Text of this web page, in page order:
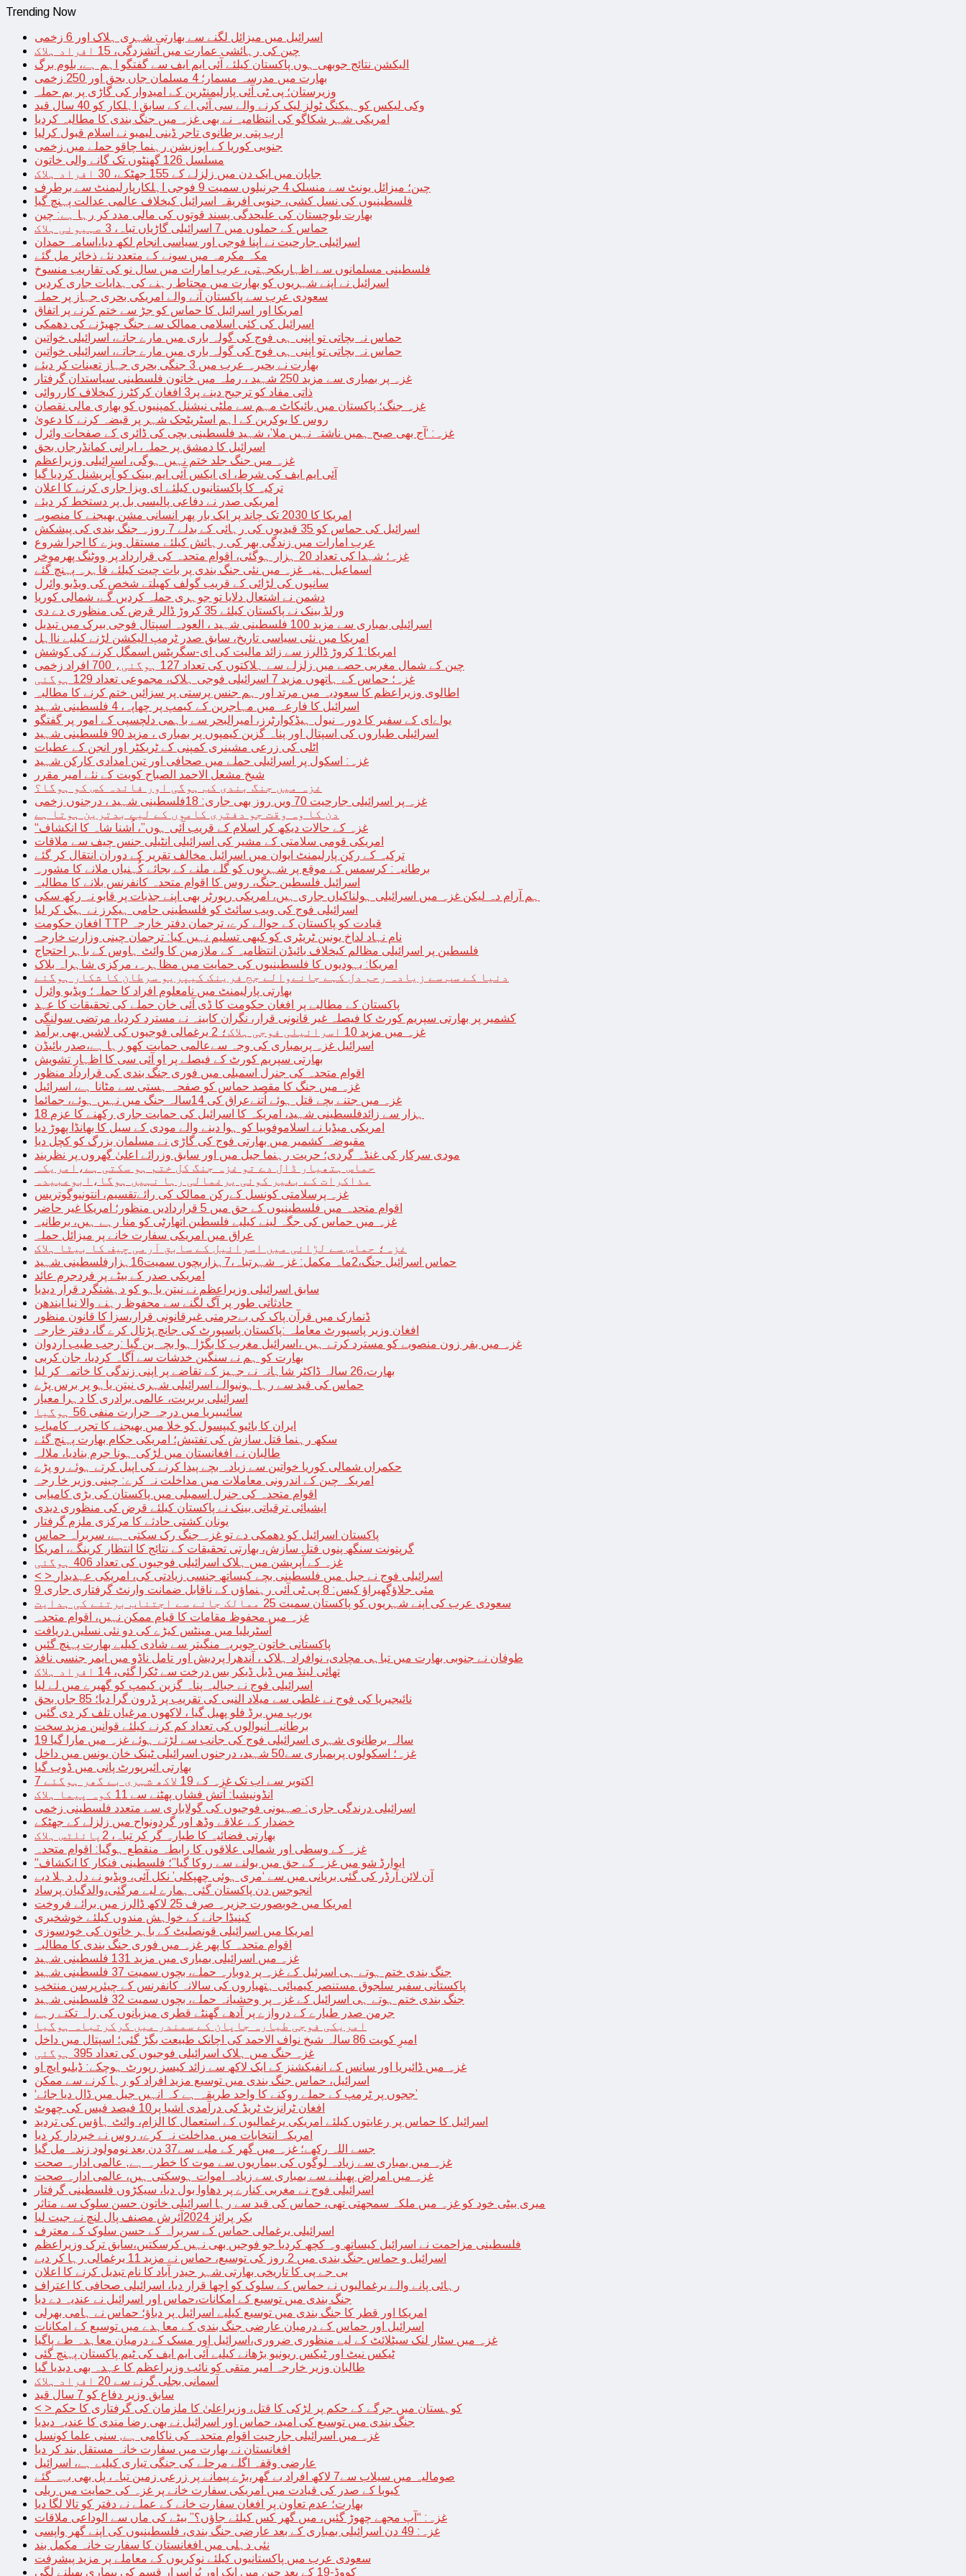
Trending Now
اسرائیل میں میزائل لگنے سے بھارتی شہری ہلاک اور 6 زخمی
چین کی رہائشی عمارت میں آتشزدگی، 15 افراد ہلاک
الیکشن نتائج جوبھی ہوں پاکستان کیلئے آئی ایم ایف سے گفتگو اہم ہے، بلوم برگ
بھارت میں مدرسہ مسمار؛ 4 مسلمان جاں بحق اور 250 زخمی
وزیرستان؛ پی ٹی آئی پارلیمنٹرین کے امیدوار کی گاڑی پر بم حملہ
وکی لیکس کو ہیکنگ ٹولز لیک کرنے والے سی آئی اے کے سابق اہلکار کو 40 سال قید
امریکی شہر شکاگو کی انتظامیہ نے بھی غزہ میں جنگ بندی کا مطالبہ کردیا
ارب پتی برطانوی تاجر ڈینی لیمبو نے اسلام قبول کرلیا
جنوبی کوریا کے اپوزیشن رہنما چاقو حملے میں زخمی
مسلسل 126 گھنٹوں تک گانے والی خاتون
جاپان میں ایک دن میں زلزلے کے 155 جھٹکے، 30 افراد ہلاک
چین؛ میزائل یونٹ سے منسلک 4 جرنیلوں سمیت 9 فوجی اہلکارپارلیمنٹ سے برطرف
فلسطینیوں کی نسل کشی، جنوبی افریقہ اسرائیل کیخلاف عالمی عدالت پہنچ گیا
بھارت بلوچستان کی علیحدگی پسند قوتوں کی مالی مدد کر رہا ہے: چین
حماس کے حملوں میں 7 اسرائیلی گاڑیاں تباہ، 3 صہیونی ہلاک
اسرائیلی جارحیت نے اپنا فوجی اور سیاسی انجام لکھ دیا،اسامہ حمدان
مکہ مکرمہ میں سونے کے متعدد نئے ذخائر مل گئے
فلسطینی مسلمانوں سے اظہاریکجہتی، عرب امارات میں سال نو کی تقاریب منسوخ
اسرائیل نے اپنے شہریوں کو بھارت میں محتاط رہنے کی ہدایات جاری کردیں
سعودی عرب سے پاکستان آنے والے امریکی بحری جہاز پر حملہ
امریکا اور اسرائیل کا حماس کو جڑ سے ختم کرنے پر اتفاق
اسرائیل کی کئی اسلامی ممالک سے جنگ چھیڑنے کی دھمکی
حماس نہ بچاتی تو اپنی ہی فوج کی گولہ باری میں مارے جاتے، اسرائیلی خواتین
حماس نہ بچاتی تو اپنی ہی فوج کی گولہ باری میں مارے جاتے، اسرائیلی خواتین
بھارت نے بحیرہ عرب میں 3 جنگی بحری جہاز تعینات کر دیئے
غزہ پر بمباری سے مزید 250 شہید ، رملہ میں خاتون فلسطینی سیاستدان گرفتار
ذاتی مفاد کو ترجیح دینے پر3 افغان کرکٹرز کیخلاف کارروائی
غزہ جنگ؛ پاکستان میں بائیکاٹ مہم سے ملٹی نیشنل کمپنیوں کو بھاری مالی نقصان
روس کا یوکرین کے اہم اسٹریٹجک شہر پر قبضہ کرنے کا دعویٰ
غزہ: ‘آج بھی صبح ہمیں ناشتہ نہیں ملا’، شہید فلسطینی بچی کی ڈائری کے صفحات وائرل
اسرائیل کا دمشق پر حملہ، ایرانی کمانڈرجاں بحق
غزہ میں جنگ جلد ختم نہیں ہوگی، اسرائیلی وزیراعظم
آئی ایم ایف کی شرط، ای ایکس آئی ایم بینک کو آپریشنل کردیا گیا
ترکیہ کا پاکستانیوں کیلئے ای ویزا جاری کرنے کا اعلان
امریکی صدر نے دفاعی پالیسی بل پر دستخط کر دیئے
امریکا کا 2030 تک چاند پر ایک بار پھر انسانی مشن بھیجنے کا منصوبہ
اسرائیل کی حماس کو 35 قیدیوں کی رہائی کے بدلے 7 روزہ جنگ بندی کی پیشکش
عرب امارات میں زندگی بھر کی رہائش کیلئے مستقل ویزے کا اجرا شروع
غزہ؛ شہدا کی تعداد 20 ہزار ہوگئی، اقوام متحدہ کی قرارداد پر ووٹنگ پھرموخر
اسماعیل ہنیہ غزہ میں نئی جنگ بندی پر بات چیت کیلئے قاہرہ پہنچ گئے
سانپوں کی لڑائی کے قریب گولف کھیلتے شخص کی ویڈیو وائرل
دشمن نے اشتعال دلایا تو جوہری حملہ کردیں گے، شمالی کوریا
ورلڈ بینک نے پاکستان کیلئے 35 کروڑ ڈالر قرض کی منظوری دے دی
اسرائیلی بمباری سے مزید 100 فلسطینی شہید ، العودہ اسپتال فوجی بیرک میں تبدیل
امریکا میں نئی سیاسی تاریخ، سابق صدر ٹرمپ الیکشن لڑنے کیلیے نااہل
امریکا:1 کروڑ ڈالرز سے زائد مالیت کی ای-سگریٹس اسمگل کرنے کی کوشش
چین کے شمال مغربی حصے میں زلزلے سے ہلاکتوں کی تعداد 127 ہوگئی، 700 افراد زخمی
غزہ؛ حماس کے ہاتھوں مزید 7 اسرائیلی فوجی ہلاک، مجموعی تعداد 129 ہوگئی
اطالوی وزیراعظم کا سعودیہ میں مرتد اور ہم جنس پرستی پر سزائیں ختم کرنے کا مطالبہ
اسرائیل کا فارعہ میں مہاجرین کے کیمپ پر چھاپہ، 4 فلسطینی شہید
یواےای کے سفیر کا دورہ نیول ہیڈکوارٹرز، امیرالبحر سے باہمی دلچسپی کے امور پر گفتگو
اسرائیلی طیاروں کی اسپتال اور پناہ گزین کیمپوں پر بمباری ، مزید 90 فلسطینی شہید
اٹلی کی زرعی مشینری کمپنی کے ٹریکٹر اور انجن کے عطیات
غزہ: اسکول پر اسرائیلی حملے میں صحافی اور تین امدادی کارکن شہید
شیخ مشعل الاحمد الصباح کویت کے نئے امیر مقرر
غزہ میں جنگ بندی کب ہوگی اور فائدہ کس کو ہوگا؟
غزہ پر اسرائیلی جارحیت 70 ویں روز بھی جاری: 18فلسطینی شہید ، درجنوں زخمی
دن کا وہ وقت جو دفتری کاموں کے لیے بدترین ہوتا ہے
“غزہ کے حالات دیکھ کر اسلام کے قریب آئی ہوں”، اُشنا شاہ کا انکشاف
امریکی قومی سلامتی کے مشیر کی اسرائیلی انٹیلی جنس چیف سے ملاقات
ترکیہ کے رکن پارلیمنٹ ایوان میں اسرائیل مخالف تقریر کے دوران انتقال کر گئے
برطانیہ: کرسمس کے موقع پر شہریوں کو گلے ملنے کے بجائے کُہنیاں ملانے کا مشورہ
اسرائیل فلسطین جنگ، روس کا اقوام متحدہ کانفرنس بلانے کا مطالبہ
ہم آرام دہ لیکن غزہ میں اسرائیلی ہولناکیاں جاری ہیں، امریکی رپورٹر بھی اپنے جذبات پر قابو نہ رکھ سکی
اسرائیلی فوج کی ویب سائٹ کو فلسطینی حامی ہیکرز نے ہیک کر لیا
افغان حکومت TTP قیادت کو پاکستان کے حوالے کرے، ترجمان دفتر خارجہ
نام نہاد لداخ یونین ٹریٹری کو کبھی تسلیم نہیں کیا: ترجمان چینی وزارت خارجہ
فلسطین پر اسرائیلی مظالم کیخلاف بائیڈن انتظامیہ کے ملازمین کا وائٹ ہاوس کے باہر احتجاج
امریکا: یہودیوں کا فلسطینیوں کی حمایت میں مظاہرہ، مرکزی شاہراہ بلاک
دنیا کے سب سے زیادہ رحم دل کہے جانےوالے جج فرینک کیپریو سرطان کا شکار ہوگئے
بھارتی پارلیمنٹ میں نامعلوم افراد کا حملہ؛ ویڈیو وائرل
پاکستان کے مطالبے پر افغان حکومت کا ڈی آئی خان حملے کی تحقیقات کا عہد
کشمیر پر بھارتی سپریم کورٹ کا فیصلہ غیر قانونی قرار، نگران کابینہ نے مسترد کردیا، مرتضی سولنگی
غزہ میں مزید 10 اسرائیلی فوجی ہلاک؛ 2 یرغمالی فوجیوں کی لاشیں بھی برآمد
اسرائیل غزہ پربمباری کی وجہ سےعالمی حمایت کھو رہا ہے،صدر بائیڈن
بھارتی سپریم کورٹ کے فیصلے پر او آئی سی کا اظہارِ تشویش
اقوام متحدہ کی جنرل اسمبلی میں فوری جنگ بندی کی قرارداد منظور
غزہ میں جنگ کا مقصد حماس کو صفحہ ہستی سے مٹانا ہے، اسرائیل
غزہ میں جتنے بچے قتل ہوئے اُتنےعراق کی 14سالہ جنگ میں نہیں ہوئے، جمائما
18 ہزار سے زائدفلسطینی شہید، امریکہ کا اسرائیل کی حمایت جاری رکھنے کا عزم
امریکی میڈیا نے اسلاموفوبیا کو ہوا دینے والے مودی کے سیل کا بھانڈا پھوڑ دیا
مقبوضہ کشمیر میں بھارتی فوج کی گاڑی نے مسلمان بزرگ کو کچل دیا
مودی سرکار کی غنڈہ گردی؛ حریت رہنما جیل میں اور سابق وزرائے اعلیٰ گھروں پر نظربند
حماس ہتھیار ڈال دے تو غزہ جنگ کل ختم ہو سکتی ہے،امریکہ
مذاکرات کے بغیر کوئی یرغمالی رہا نہیں ہوگا،ابوعبیدہ
غزہ پرسلامتی کونسل کےرکن ممالک کی رائےتقسیم، انتونیوگوتریس
اقوام متحدہ میں فلسطینیوں کے حق میں 5 قراردادیں منظور؛ امریکا غیر حاضر
غزہ میں حماس کی جگہ لینے کیلیے فلسطین اتھارٹی کو منا رہے ہیں، برطانیہ
عراق میں امریکی سفارت خانے پر میزائل حملہ
غزہ؛ حماس سے لڑائی میں اسرائیل کے سابق آرمی چیف کا بیٹا ہلاک
حماس اسرائیل جنگ،2ماہ مکمل: غزہ شہرتباہ،7ہزاربچوں سمیت16ہزارفلسطینی شہید
امریکی صدر کے بیٹے پر فردجرم عائد
سابق اسرائیلی وزیراعظم نے نیتن یاہو کو دہشتگرد قرار دیدیا
حادثاتی طور پر آگ لگنے سے محفوظ رہنے والا نیا ایندھن
ڈنمارک میں قرآن پاک کی بےحرمتی غیرقانونی قرار،سزا کا قانون منظور
افغان وزیر پاسپورٹ معاملہ :پاکستان پاسپورٹ کی جانچ پڑتال کرے گا، دفتر خارجہ
غزہ میں بفر زون منصوبے کو مسترد کرتے ہیں ،اسرائیل مغرب کا بگڑا ہوا بچہ بن گیا :رجب طیب اردوان
بھارت کو ہم نے سنگین خدشات سے آگاہ کردیا، جان کربی
بھارت،26 سالہ ڈاکٹر شاہانہ نے جہیز کے تقاضے پر اپنی زندگی کا خاتمہ کر لیا
حماس کی قید سے رہا ہونیوالے اسرائیلی شہری نیتن یاہو پر برس پڑے
اسرائیلی بربریت، عالمی برادری کا دہرا معیار
سائیبیریا میں درجہ حرارت منفی 56 ہوگیا
ایران کا بائیو کیپسول کو خلا میں بھیجنے کا تجربہ کامیاب
سکھ رہنما قتل سازش کی تفتیش؛ امریکی حکام بھارت پہنچ گئے
طالبان نے افغانستان میں لڑکی ہونا جرم بنادیا، ملالہ
حکمراں شمالی کوریا خواتین سے زیادہ بچے پیدا کرنے کی اپیل کرتے ہوئے رو پڑے
امریکہ چین کے اندرونی معاملات میں مداخلت نہ کرے: چینی وزیر خا رجہ
اقوام متحدہ کی جنرل اسمبلی میں پاکستان کی بڑی کامیابی
ایشیائی ترقیاتی بینک نے پاکستان کیلئے قرض کی منظوری دیدی
یونان کشتی حادثے کا مرکزی ملزم گرفتار
پاکستان اسرائیل کو دھمکی دے تو غزہ جنگ رک سکتی ہے، سربراہ حماس
گرپتونت سنگھ پنوں قتل سازش، بھارتی تحقیقات کے نتائج کا انتظار کرینگے، امریکا
غزہ کے آپریشن میں ہلاک اسرائیلی فوجیوں کی تعداد 406 ہوگئی
< > اسرائیلی فوج نے جیل میں فلسطینی بچے کیساتھ جنسی زیادتی کی، امریکی عہدیدار
9 مئی جلاؤگھیراؤ کیس: 8 پی ٹی آئی رہنماؤں کے ناقابل ضمانت وارنٹ گرفتاری جاری
سعودی عرب کی اپنے شہریوں کو پاکستان سمیت 25 ممالک جانے سے اجتناب برتنے کی ہدایت
غزہ میں محفوظ مقامات کا قیام ممکن نہیں، اقوام متحدہ
آسٹریلیا میں مینٹس کیڑے کی دو نئی نسلیں دریافت
پاکستانی خاتون جویریہ منگیتر سے شادی کیلیے بھارت پہنچ گئیں
طوفان نے جنوبی بھارت میں تباہی مچادی، نوافراد ہلاک ، آندھرا پردیش اور تامل ناڈو میں ایمر جنسی نافذ
تھائی لینڈ میں ڈبل ڈیکر بس درخت سے ٹکرا گئی، 14 افراد ہلاک
اسرائیلی فوج نے جبالیہ پناہ گزین کیمپ کو گھیرے میں لے لیا
نائیجیریا کی فوج نے غلطی سے میلاد النبی کی تقریب پر ڈرون گرا دیا؛ 85 جاں بحق
یورپ میں برڈ فلو پھیل گیا ، لاکھوں مرغیاں تلف کر دی گئیں
برطانیہ آنیوالوں کی تعداد کم کرنے کیلئے قوانین مزید سخت
19 سالہ برطانوی شہری اسرائیلی فوج کی جانب سے لڑتے ہوئے غزہ میں مارا گیا
غزہ؛ اسکولوں پربمباری سے50 شہید، درجنوں اسرائیلی ٹینک خان یونس میں داخل
بھارتی ائیرپورٹ پانی میں ڈوب گیا
7 اکتوبر سے اب تک غزہ کے 19 لاکھ شہری بے گھر ہوگئے
انڈونیشیا: آتش فشاں پھٹنے سے 11 کوہ پیما ہلاک
اسرائیلی درندگی جاری: صہیونی فوجیوں کی گولاباری سے متعدد فلسطینی زخمی
خضدار کے علاقے وڈھ اور گردونواح میں زلزلے کے جھٹکے
بھارتی فضائیہ کا طیارہ گر کر تباہ، 2پائلٹس ہلاک
غزہ کے وسطی اور شمالی علاقوں کا رابطہ منقطع ہوگیا: اقوام متحدہ
“ایوارڈ شو میں غزہ کے حق میں بولنے سے روکا گیا”؛ فلسطینی فنکار کا انکشاف
آن لائن آرڈر کی گئی بریانی میں سے ‘مری ہوئی چھپکلی’ نکل آئی، ویڈیو نے دل دہلا دیے
انجوجس دن پاکستان گئی ہمارے لیے مرگئی،والدگیان پرساد
امریکا میں خوبصورت جزیرہ صرف 25 لاکھ ڈالرز میں برائے فروخت
کینیڈا جانے کے خواہش مندوں کیلئے خوشخبری
امریکا میں اسرائیلی قونصلیٹ کے باہر خاتون کی خودسوزی
اقوام متحدہ کا پھر غزہ میں فوری جنگ بندی کا مطالبہ
غزہ میں اسرائیلی بمباری میں مزید 131 فلسطینی شہید
جنگ بندی ختم ہوتے ہی اسرئیل کے غزہ پر دوبارہ حملے، بچوں سمیت 37 فلسطینی شہید
پاکستانی سفیر سلجوق مستنصر کیمیائی ہتھیاروں کی سالانہ کانفرنس کے چیئرپرسن منتخب
جنگ بندی ختم ہوتے ہی اسرائیل کے غزہ پر وحشیانہ حملے، بچوں سمیت 32 فلسطینی شہید
جرمن صدر طیارے کے دروازے پر آدھے گھنٹے قطری میزبانوں کی راہ تکتے رہے
امریکی فوجی طیارہ جاپان کے سمندر میں گرکرتباہ ہوگیا
امیرِ کویت 86 سالہ شیخ نواف الاحمد کی اچانک طبیعت بگڑ گئی؛ اسپتال میں داخل
غزہ جنگ میں ہلاک اسرائیلی فوجیوں کی تعداد 395 ہوگئی
غزہ میں ڈائیریا اور سانس کے انفیکشنز کے ایک لاکھ سے زائد کیسز رپورٹ ہوچکے: ڈبلیو ایچ او
اسرائیل، حماس جنگ بندی میں توسیع مزید افراد کو رہا کرنے سے ممکن
‘ججوں پر ٹرمپ کے حملے روکنے کا واحد طریقہ ہے کہ انہیں جیل میں ڈال دیا جائے’
افغان ٹرانزٹ ٹریڈ کی درآمدی اشیا پر10 فیصد فیس کی چھوٹ
اسرائیل کا حماس پر رعایتوں کیلئے امریکی یرغمالیوں کے استعمال کا الزام، وائٹ ہاؤس کی تردید
امریکہ انتخابات میں مداخلت نہ کرے، روس نے خبردار کر دیا
جسے اللہ رکھے؛ غزہ میں گھر کے ملبے سے37 دن بعد نومولود زندہ مل گیا
غزہ میں بمباری سے زیادہ لوگوں کی بیماریوں سے موت کا خطرہ ہے, عالمی ادارہ صحت
غزہ میں امراض پھیلنے سے بمباری سے زیادہ اموات ہوسکتی ہیں، عالمی ادارہ صحت
اسرائیلی فوج نے مغربی کنارے پر دھاوا بول دیا، سیکڑوں فلسطینی گرفتار
میری بیٹی خود کو غزہ میں ملکہ سمجھتی تھی، حماس کی قید سے رہا اسرائیلی خاتون حسن سلوک سے متاثر
بکر پرائز 2024آئرش مصنف پال لنچ نے جیت لیا
اسرائیلی یرغمالی حماس کے سربراہ کے حسن سلوک کے معترف
فلسطینی مزاحمت نے اسرائیل کیساتھ وہ کچھ کردیا جو فوجیں بھی نہیں کرسکتیں،سابق ترک وزیراعظم
اسرائیل و حماس جنگ بندی میں 2 روز کی توسیع، حماس نے مزید 11 یرغمالی رہا کر دیے
بی جے پی کا تاریخی بھارتی شہر حیدر آباد کا نام تبدیل کرنے کا اعلان
رہائی پانے والے یرغمالیوں نے حماس کے سلوک کو اچھا قرار دیا، اسرائیلی صحافی کا اعتراف
جنگ بندی میں توسیع کے امکانات،حماس اور اسرائیل نے عندیہ دے دیا
امریکا اور قطر کا جنگ بندی میں توسیع کیلیے اسرائیل پر دباؤ؛ حماس نے ہامی بھرلی
اسرائیل اور حماس کے درمیان عارضی جنگ بندی کے معاہدے میں توسیع کے امکانات
غزہ میں سٹار لنک سیٹلائٹ کے لیے منظوری ضروری،اسرائیل اور مسک کے درمیان معاہدہ طے پاگیا
ٹیکس نیٹ اور ٹیکس ریونیو بڑھانے کیلیے آئی ایم ایف کی ٹیم پاکستان پہنچ گئی
طالبان وزیر خارجہ امیر متقی کو نائب وزیراعظم کا عہدہ بھی دیدیا گیا
آسمانی بجلی گرنے سے 20 افراد ہلاک
سابق وزیر دفاع کو 7 سال قید
< > کوہستان میں جرگے کے حکم پر لڑکی کا قتل، وزیراعلیٰ کا ملزمان کی گرفتاری کا حکم
جنگ بندی میں توسیع کی امید، حماس اور اسرائیل نے بھی رضا مندی کا عندیہ دیدیا
غزہ میں اسرائیلی جارحیت اقوام متحدہ کی ناکامی ہے, سنی علما کونسل
افغانستان نے بھارت میں سفارت خانہ مستقل بند کر دیا
عارضی وقفہ اگلے مرحلے کی جنگی تیاری کیلیے ہے، اسرائیل
صومالیہ میں سیلاب سے7 لاکھ افراد بے گھر،بڑے پیمانے پر زرعی زمین تباہ، پل بھی بہہ گئے
کیوبا کے صدر کی قیادت میں امریکی سفارت خانے پر غزہ کی حمایت میں ریلی
بھارت؛ عدم تعاون پر افغان سفارت خانے کے عملے نے دفتر کو تالا لگا دیا
غزہ: “آپ مجھے چھوڑ گئیں، میں گھر کس کیلئے جاؤں؟” بیٹے کی ماں سے الوداعی ملاقات
غزہ: 49 دن اسرائیلی بمباری کے بعد عارضی جنگ بندی، فلسطینیوں کی اپنے گھر واپسی
نئی دہلی میں افغانستان کا سفارت خانہ مکمل بند
سعودی عرب میں پاکستانیوں کیلئے نوکریوں کے معاملے پر مزید پیشرفت
کووڈ-19 کے بعد چین میں ایک اور پُراسرار قسم کی بیماری پھیلنے لگی